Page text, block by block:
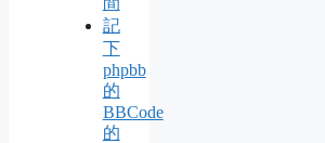
記
下
phpbb
的
BBCode
的